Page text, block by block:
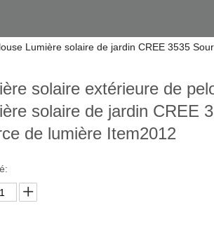
Lumière solaire de jardin CREE 3535
solaire extérieure de
solaire de jardin CREE
de lumière Item2012